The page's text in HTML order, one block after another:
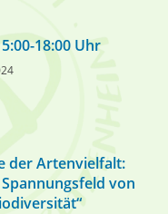
18:00 Uhr
der Artenvielfalt:
von